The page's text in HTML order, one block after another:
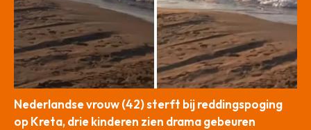
Nederlandse vrouw (42) sterft bij reddingspoging
op Kreta, drie kinderen zien drama gebeuren